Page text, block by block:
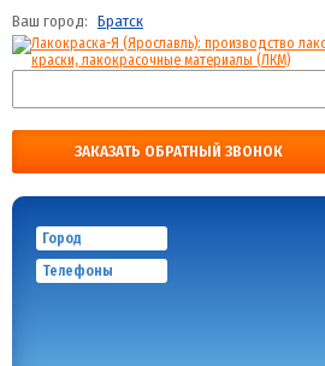
Ваш город: Братск
ЗАКАЗАТЬ ОБРАТНЫЙ ЗВОНОК
Город
Телефоны